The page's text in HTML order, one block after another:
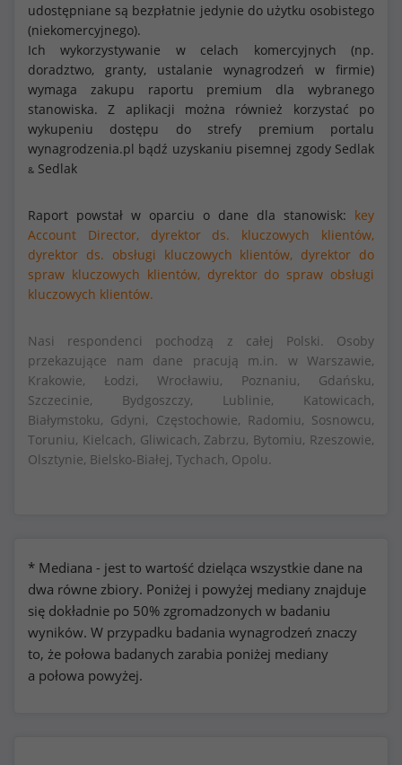
udostępniane są bezpłatnie jedynie do użytku osobistego
(niekomercyjnego).
Ich wykorzystywanie w celach komercyjnych (np.
doradztwo, granty, ustalanie wynagrodzeń w firmie)
wymaga zakupu raportu premium dla wybranego
stanowiska. Z aplikacji można również korzystać po
wykupeniu dostępu do strefy premium portalu
wynagrodzenia.pl bądź uzyskaniu pisemnej zgody Sedlak
& Sedlak
Raport powstał w oparciu o dane dla stanowisk: key
Account Director,
dyrektor ds. kluczowych klientów,
dyrektor ds. obsługi kluczowych klientów, dyrektor do
spraw kluczowych klientów, dyrektor do spraw obsługi
kluczowych klientów.
Nasi respondenci pochodzą z całej Polski. Osoby
przekazujące nam dane pracują m.in. w Warszawie,
Krakowie, Łodzi, Wrocławiu, Poznaniu, Gdańsku,
Szczecinie, Bydgoszczy, Lublinie, Katowicach,
Białymstoku, Gdyni, Częstochowie, Radomiu, Sosnowcu,
Toruniu, Kielcach, Gliwicach, Zabrzu, Bytomiu, Rzeszowie,
Olsztynie, Bielsko-Białej, Tychach, Opolu.
* Mediana - jest to wartość dzieląca wszystkie dane na
dwa równe zbiory. Poniżej i powyżej mediany znajduje
się dokładnie po 50% zgromadzonych w badaniu
wyników. W przypadku badania wynagrodzeń znaczy
to, że połowa badanych zarabia poniżej mediany
a połowa powyżej.